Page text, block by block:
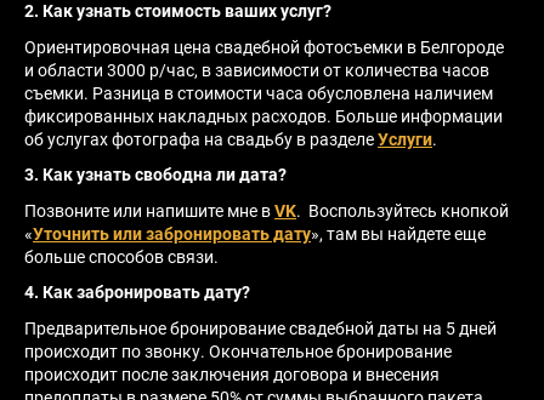
2. Как узнать стоимость ваших услуг?
Ориентировочная цена свадебной фотосъемки в Белгороде
и области 3000 р/час, в зависимости от количества часов
съемки. Разница в стоимости часа обусловлена наличием
фиксированных накладных расходов. Больше информации
об услугах фотографа на свадьбу в разделеУслуги.
3. Как узнать свободна ли дата?
Позвоните или напишите мне вVK. Воспользуйтесь кнопкой
«Уточнить или забронировать дату», там вы найдете еще
больше способов связи.
4. Как забронировать дату?
Предварительное бронирование свадебной даты на 5 дней
происходит по звонку. Окончательное бронирование
происходит после заключения договора и внесения